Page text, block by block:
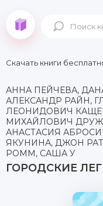
Скачать книги
АННА ПЕЙЧЕВА,
АЛЕКСАНДР РАЙН,
ЛЕОНИДОВИЧ
МИХАЙЛОВИЧ
АНАСТАСИЯ
ЯКУНИНА, ДЖОН
РОММ, САША У
ГОРОДСКИЕ